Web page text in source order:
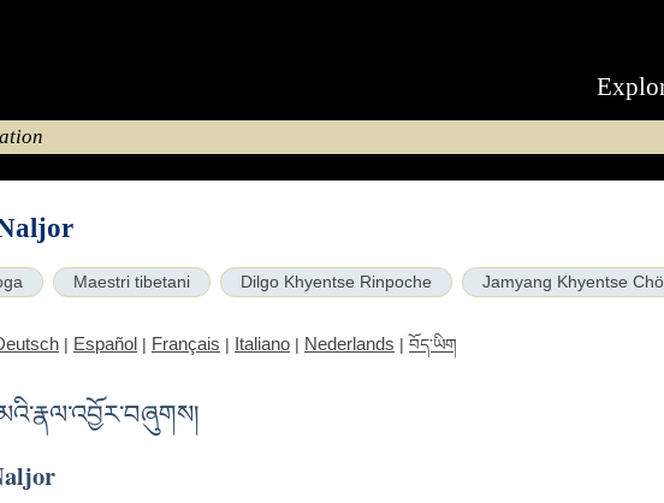
Maestri tibetani Dilgo Khyentse Rinpoche Jamyang Khyentse
| Español | Français | Italiano | Nederlands | བོད་ཡིག